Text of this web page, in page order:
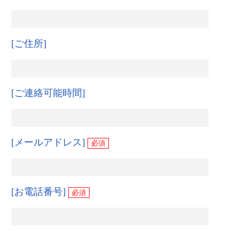
[ご住所]
[ご連絡可能時間]
[メールアドレス] 必須
[お電話番号] 必須